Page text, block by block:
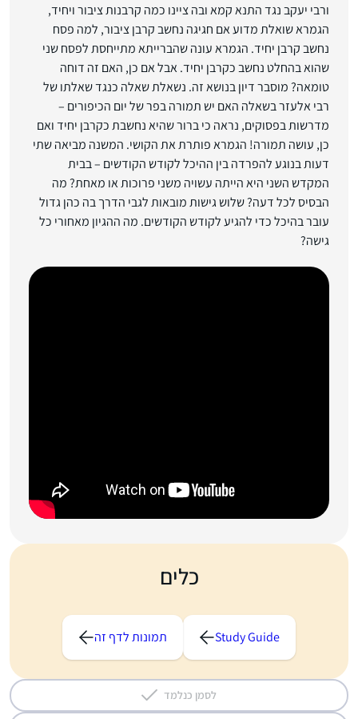
ורבי יעקב נגד התנא קמא ובה ציינו כמה קרבנות ציבור ויחיד,
הגמרא שואלת מדוע אם חגיגה נחשב קרבן ציבור, למה פסח
נחשב קרבן יחיד. הגמרא עונה שהברייתא מתייחסת לפסח שני
שהוא בהחלט נחשב כקרבן יחיד. אבל אם כן, האם זה דוחה
טומאה? מוסבר דיון בנושא זה. נשאלת שאלה כנגד שאלתו של
רבי אלעזר בשאלה האם יש תמורה בפר של יום הכיפורים –
מדרשות בפסוקים, נראה כי ברור שהיא נחשבת כקרבן יחיד ואם
כן, עושה תמורה! הגמרא פותרת את הקושי. המשנה מביאה שתי
דעות בנוגע להפרדה בין ההיכל לקודש הקודשים – בבית
המקדש השני היא הייתה עשויה משני פרוכות או מאחת? מה
הבסיס לכל דעה? שלוש גישות מובאות לגבי הדרך בה כהן גדול
עובר בהיכל כדי להגיע לקודש הקודשים. מה ההגיון מאחורי כל
גישה?
כלים
Study Guide תמונות לדף זה
לסמן כנלמד